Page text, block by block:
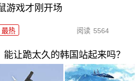
游戏才刚开场
最热 阅读 5564
让跪太久的韩国站起来吗？